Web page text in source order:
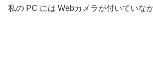
私の PC には Webカメラが付いていな